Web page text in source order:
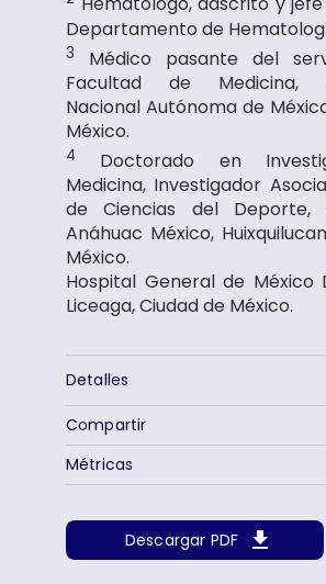
Departamento de
3 Médico pasante del
Facultad de Medicina,
Nacional Autónoma de
México.
4 Doctorado en
Medicina, Investigador
de Ciencias del Deporte,
Anáhuac México,
México.
Hospital General de México
Liceaga, Ciudad de México.
Detalles
Descargar PDF
Métricas
Compartir